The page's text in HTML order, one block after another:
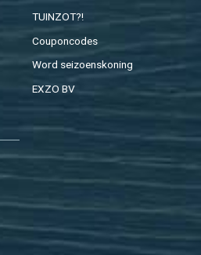
TUIN­ZOT?!
Cou­pon­co­des
Word sei­zoens­ko­ning
EXZO BV